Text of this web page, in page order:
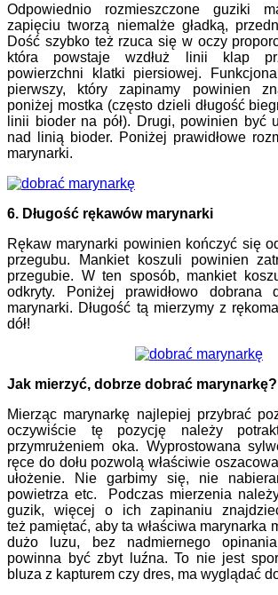
Odpowiednio rozmieszczone guziki
zapięciu tworzą niemalże gładką,
Dość szybko też rzuca się w oczy
która powstaje wzdłuż linii klap
powierzchni klatki piersiowej.
pierwszy, który zapinamy powinien
poniżej mostka (często dzieli długość
linii bioder na pół). Drugi, powinien być
nad linią bioder. Poniżej prawidłowe
marynarki.
6. Długość rękawów marynarki
Rękaw marynarki powinien kończyć się
przegubu. Mankiet koszuli powinien
przegubie. W ten sposób, mankiet
odkryty. Poniżej prawidłowo dobrana
marynarki. Długość tą mierzymy z
dół!
Jak mierzyć, dobrze dobrać marynarkę?
Mierząc marynarkę najlepiej przybrać
oczywiście tę pozycję należy
przymrużeniem oka. Wyprostowana
ręce do dołu pozwolą właściwie
ułożenie. Nie garbimy się, nie
powietrza etc. Podczas mierzenia
guzik, więcej o ich zapinaniu
też pamiętać, aby ta właściwa marynarka
dużo luzu, bez nadmiernego
powinna być zbyt luźna. To nie jest
bluza z kapturem czy dres, ma wyglądać